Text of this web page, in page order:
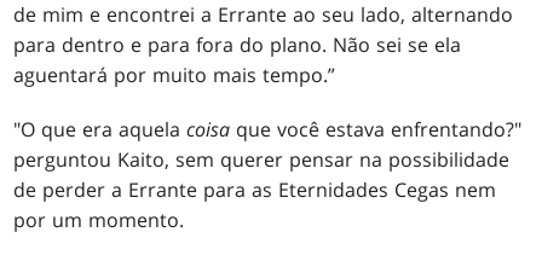
de mim e encontrei a Errante ao seu lado, alternando
para dentro e para fora do plano. Não sei se ela
aguentará por muito mais tempo.”
"O que era aquelacoisa que você estava enfrentando?"
perguntou Kaito, sem querer pensar na possibilidade
de perder a Errante para as Eternidades Cegas nem
por um momento.